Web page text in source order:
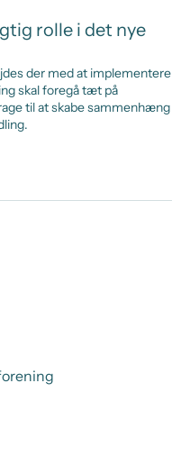
rolle i det nye
der med at implementere
skal foregå tæt på
til at skabe sammenhæng